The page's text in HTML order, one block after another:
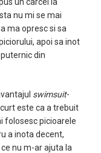
nu mi se mai
ma opresc si sa
apoi sa inot
din
swimsuit-
este ca a trebuit
folosesc picioarele
a inota decent,
nu m-ar ajuta la